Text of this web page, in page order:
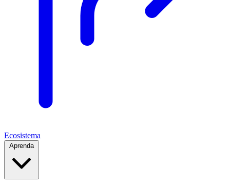
Ecosistema
Aprenda